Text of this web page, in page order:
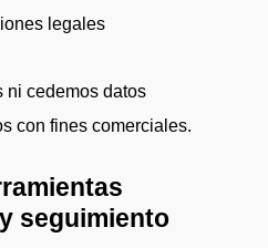
legales
ni cedemos datos
con fines comerciales.
seguimiento